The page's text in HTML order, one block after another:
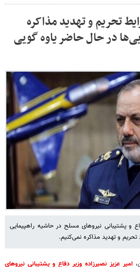
تحریم و تهدید مذاکره
در حال حاضر یاوه گویی
و پشتیبانی نیروهای مسلح در حاشیه راهپیمایی
امیر عزیز نصیرزاده وزیر دفاع و پشتیبانی نیروهای